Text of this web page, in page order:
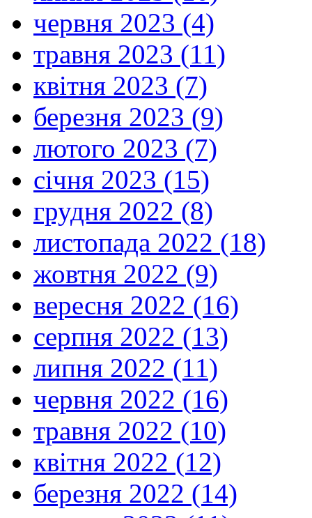
червня 2023 (4)
травня 2023 (11)
квітня 2023 (7)
березня 2023 (9)
лютого 2023 (7)
січня 2023 (15)
грудня 2022 (8)
листопада 2022 (18)
жовтня 2022 (9)
вересня 2022 (16)
серпня 2022 (13)
липня 2022 (11)
червня 2022 (16)
травня 2022 (10)
квітня 2022 (12)
березня 2022 (14)